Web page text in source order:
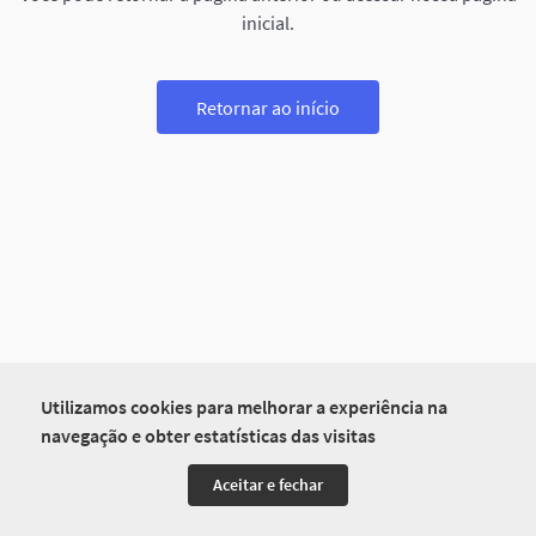
Utilizamos cookies para melhorar a experiência na
navegação e obter estatísticas das visitas
Aceitar e fechar
inicial.
Retornar ao início